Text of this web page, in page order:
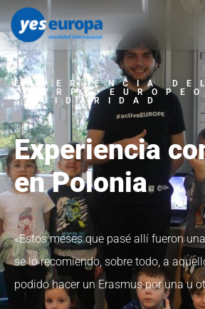
EXPERIENCIA
CUERPO
SOLIDARIDAD
Experiencia
en Polonia
«Estos meses que pasé allí fueron
se lo recomiendo, sobre todo, a
podido hacer un Erasmus por una u